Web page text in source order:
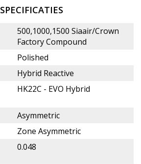
SPECIFICATIES
500,1000,1500 Siaair/Crown
Factory Compound
Polished
Hybrid Reactive
HK22C - EVO Hybrid
Asymmetric
Zone Asymmetric
0.048